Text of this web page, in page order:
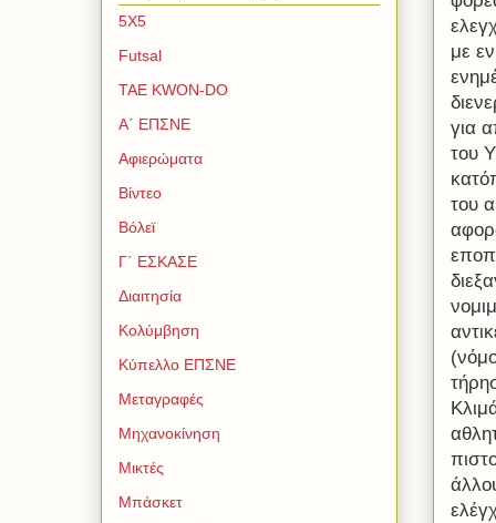
με
για
του
του
5Χ5
Futsal
TAE KWON-DO
Α΄ ΕΠΣΝΕ
Αφιερώματα
Βίντεο
Βόλεϊ
Γ΄ ΕΣΚΑΣΕ
Διαιτησία
Κολύμβηση
Κύπελλο ΕΠΣΝΕ
Μεταγραφές
Μηχανοκίνηση
Μικτές
Μπάσκετ